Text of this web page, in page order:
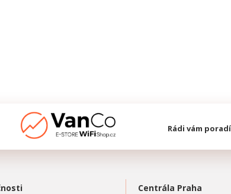
Rádi vám
Centrála Praha